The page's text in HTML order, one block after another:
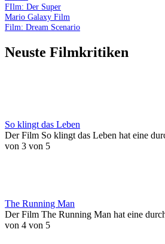
FIlm: Der Super
Mario Galaxy Film
Film: Dream Scenario
Neuste Filmkritiken
So klingt das Leben
Der Film So klingt das Leben hat eine
von 3 von 5
The Running Man
Der Film The Running Man hat eine
von 4 von 5